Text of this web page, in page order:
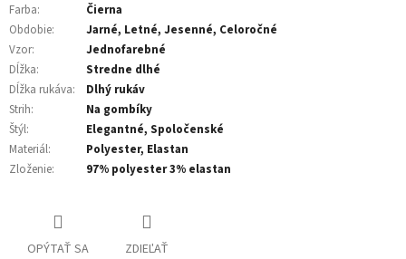
Farba:
Čierna
Obdobie:
Jarné, Letné, Jesenné, Celoročné
Vzor:
Jednofarebné
Dĺžka:
Stredne dlhé
Dĺžka rukáva:
Dlhý rukáv
Strih:
Na gombíky
Štýl:
Elegantné, Spoločenské
Materiál:
Polyester, Elastan
Zloženie: 97% polyester 3% elastan
OPÝTAŤ SA ZDIEĽAŤ